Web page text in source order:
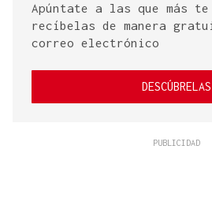
Apúntate a las que más
recíbelas de manera
correo electrónico
DESCÚBRELAS